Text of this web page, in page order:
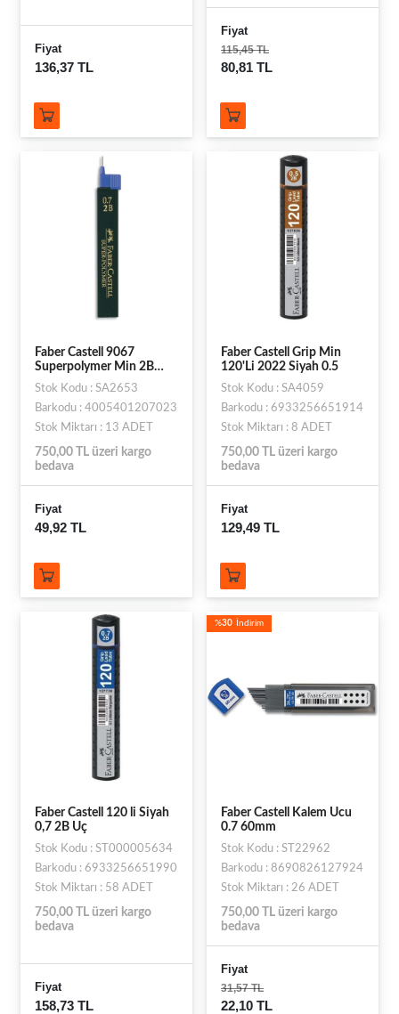
Fiyat
136,37 TL
Fiyat
115,45 TL
80,81 TL
Faber Castell 9067
Superpolymer Min 2B
0,7Mm
Stok Kodu : SA2653
Barkodu : 4005401207023
Stok Miktarı : 13 ADET
750,00 TL üzeri kargo
bedava
Fiyat
49,92 TL
Faber Castell Grip Min
120'Li 2022 Siyah 0.5
Stok Kodu : SA4059
Barkodu : 6933256651914
Stok Miktarı : 8 ADET
750,00 TL üzeri kargo
bedava
Fiyat
129,49 TL
Faber Castell 120 li Siyah
0,7 2B Uç
Stok Kodu : ST000005634
Barkodu : 6933256651990
Stok Miktarı : 58 ADET
750,00 TL üzeri kargo
bedava
Fiyat
158,73 TL
%30 İndirim
Faber Castell Kalem Ucu
0.7 60mm
Stok Kodu : ST22962
Barkodu : 8690826127924
Stok Miktarı : 26 ADET
750,00 TL üzeri kargo
bedava
Fiyat
31,57 TL
22,10 TL